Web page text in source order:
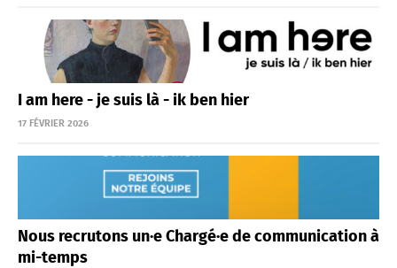
I am here - je suis là - ik ben hier
17 FÉVRIER 2026
Nous recrutons un·e Chargé·e de communication à
mi-temps